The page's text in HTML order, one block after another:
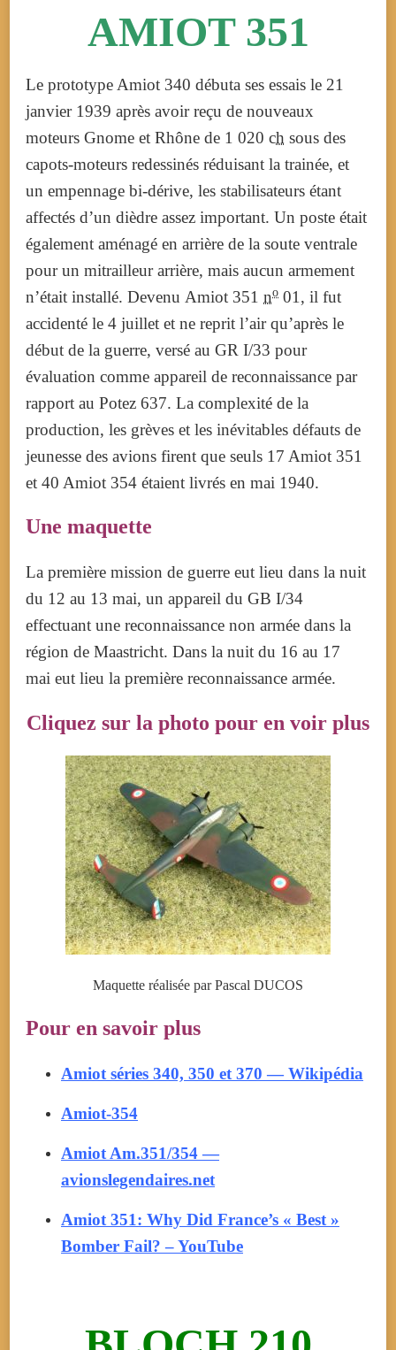
AMIOT 351
Le prototype Amiot 340 débuta ses essais le 21
janvier 1939 après avoir reçu de nouveaux
moteurs Gnome et Rhône de 1 020 ch sous des
capots-moteurs redessinés réduisant la trainée, et
un empennage bi-dérive, les stabilisateurs étant
affectés d’un dièdre assez important. Un poste était
également aménagé en arrière de la soute ventrale
pour un mitrailleur arrière, mais aucun armement
n’était installé. Devenu Amiot 351 no 01, il fut
accidenté le 4 juillet et ne reprit l’air qu’après le
début de la guerre, versé au GR I/33 pour
évaluation comme appareil de reconnaissance par
rapport au Potez 637. La complexité de la
production, les grèves et les inévitables défauts de
jeunesse des avions firent que seuls 17 Amiot 351
et 40 Amiot 354 étaient livrés en mai 1940.
Une maquette
La première mission de guerre eut lieu dans la nuit
du 12 au 13 mai, un appareil du GB I/34
effectuant une reconnaissance non armée dans la
région de Maastricht. Dans la nuit du 16 au 17
mai eut lieu la première reconnaissance armée.
Cliquez sur la photo pour en voir plus
Maquette réalisée par Pascal DUCOS
Pour en savoir plus
Amiot séries 340, 350 et 370 — Wikipédia
Amiot-354
Amiot Am.351/354 —
avionslegendaires.net
Amiot 351: Why Did France’s « Best »
Bomber Fail? – YouTube